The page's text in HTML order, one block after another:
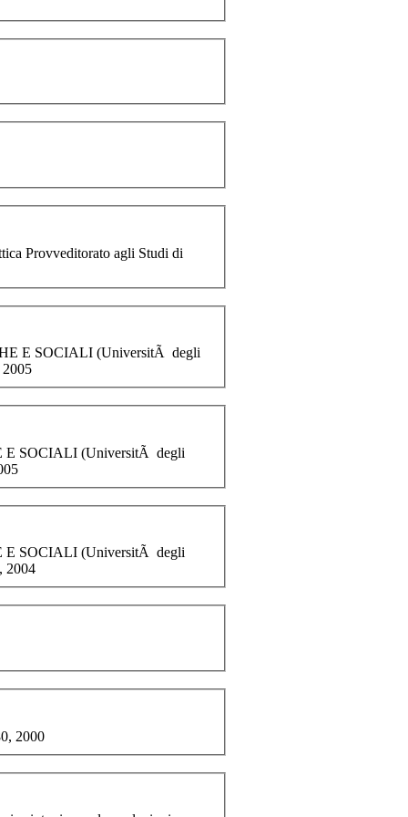
Provveditorato agli Studi di
E SOCIALI (UniversitÃ degli
E SOCIALI (UniversitÃ degli
E SOCIALI (UniversitÃ degli
2004
2000